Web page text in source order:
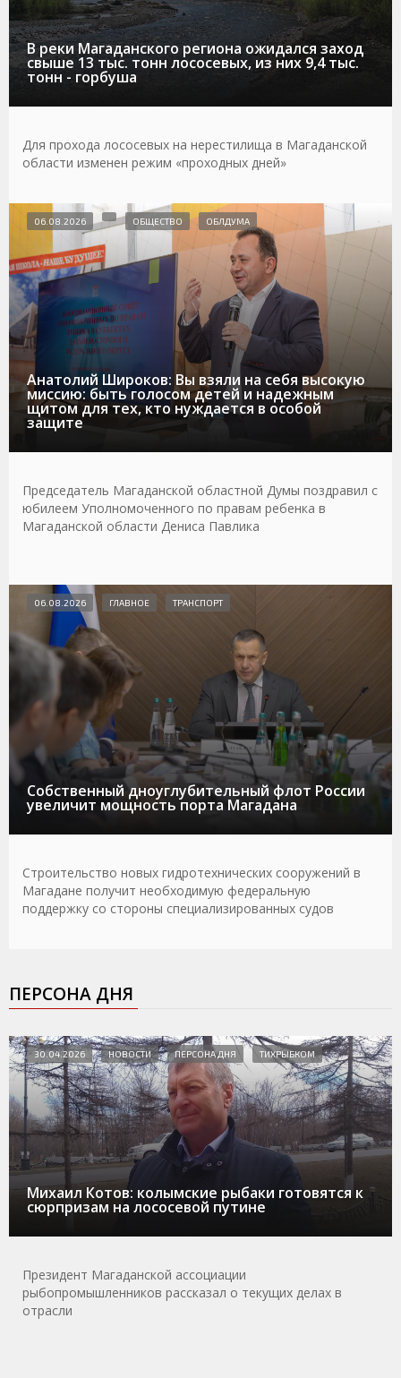
В реки Магаданского региона ожидался заход
свыше 13 тыс. тонн лососевых, из них 9,4 тыс.
тонн - горбуша
Для прохода лососевых на нерестилища в Магаданской
области изменен режим «проходных дней»
Анатолий Широков: Вы взяли на себя высокую
миссию: быть голосом детей и надежным
щитом для тех, кто нуждается в особой
защите
06.08.2026 ОБЩЕСТВО ОБЛДУМА
Председатель Магаданской областной Думы поздравил с
юбилеем Уполномоченного по правам ребенка в
Магаданской области Дениса Павлика
Собственный дноуглубительный флот России
увеличит мощность порта Магадана
06.08.2026 ГЛАВНОЕ ТРАНСПОРТ
Строительство новых гидротехнических сооружений в
Магадане получит необходимую федеральную
поддержку со стороны специализированных судов
ПЕРСОНА ДНЯ
Михаил Котов: колымские рыбаки готовятся к
сюрпризам на лососевой путине
30.04.2026 НОВОСТИ ПЕРСОНА ДНЯ ТИХРЫБКОМ
Президент Магаданской ассоциации
рыбопромышленников рассказал о текущих делах в
отрасли